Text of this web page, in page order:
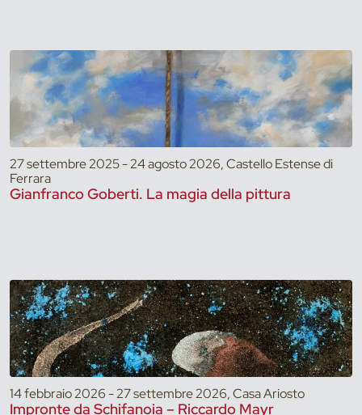
27 settembre 2025 - 24 agosto 2026, Castello Estense di
Ferrara
Gianfranco Goberti. La magia della pittura
14 febbraio 2026 - 27 settembre 2026, Casa Ariosto
Impronte da Schifanoia – Riccardo Mayr